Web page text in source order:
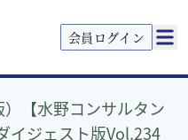
会員ログイン
【水野コンサルタン
イジェスト版Vol.234